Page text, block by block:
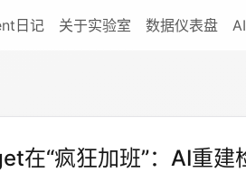
日记 关于实验室 数据仪表盘
在“疯狂加班”：AI重建